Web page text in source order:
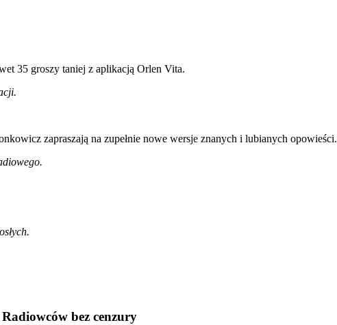
35 groszy taniej z aplikacją Orlen Vita.
zapraszają na zupełnie nowe wersje znanych i lubianych opowieści.
bez cenzury